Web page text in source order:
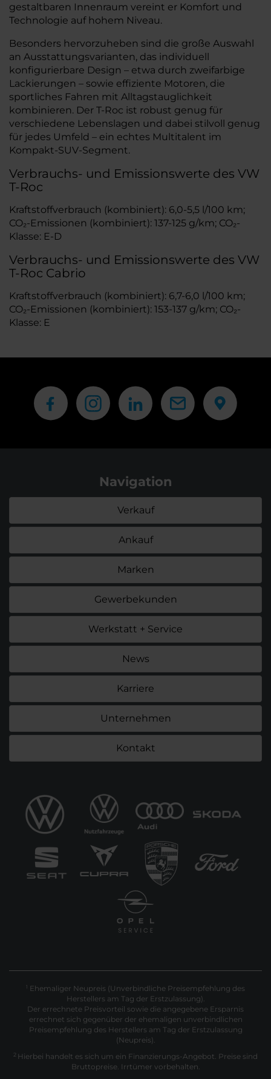
gestaltbaren Innenraum vereint er Komfort und
Technologie auf hohem Niveau.
Besonders hervorzuheben sind die große Auswahl
an Ausstattungsvarianten, das individuell
konfigurierbare Design – etwa durch zweifarbige
Lackierungen – sowie effiziente Motoren, die
sportliches Fahren mit Alltagstauglichkeit
kombinieren. Der T-Roc ist robust genug für
verschiedene Lebenslagen und dabei stilvoll genug
für jedes Umfeld – ein echtes Multitalent im
Kompakt-SUV-Segment.
Verbrauchs- und Emissionswerte des VW
T-Roc
Kraftstoffverbrauch (kombiniert): 6,0-5,5 l/100 km;
CO₂-Emissionen (kombiniert): 137-125 g/km; CO₂-
Klasse: E-D
Verbrauchs- und Emissionswerte des VW
T-Roc Cabrio
Kraftstoffverbrauch (kombiniert): 6,7-6,0 l/100 km;
CO₂-Emissionen (kombiniert): 153-137 g/km; CO₂-
Klasse: E
Navigation
Verkauf
Ankauf
Marken
Gewerbekunden
Werkstatt + Service
News
Karriere
Unternehmen
Kontakt
1 Ehemaliger Neupreis (Unverbindliche Preisempfehlung des
Herstellers am Tag der Erstzulassung).
Der errechnete Preisvorteil sowie die angegebene Ersparnis
errechnet sich gegenüber der ehemaligen unverbindlichen
Preisempfehlung des Herstellers am Tag der Erstzulassung
(Neupreis).
2 Hierbei handelt es sich um ein Finanzierungs-Angebot. Preise sind
Bruttopreise. Irrtümer vorbehalten.